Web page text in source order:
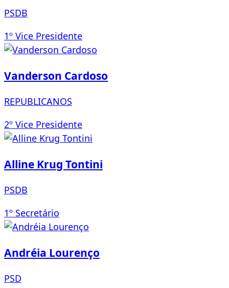
PSDB
1º Vice Presidente
Vanderson Cardoso
REPUBLICANOS
2º Vice Presidente
Alline Krug Tontini
PSDB
1º Secretário
Andréia Lourenço
PSD